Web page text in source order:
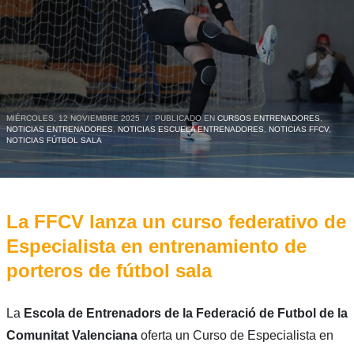
MIÉRCOLES, 12 NOVIEMBRE 2025 / PUBLICADO EN CURSOS ENTRENADORES,
NOTICIAS ENTRENADORES, NOTICIAS ESCUELA ENTRENADORES, NOTICIAS FFCV,
NOTICIAS FÚTBOL SALA
La FFCV lanza un curso federativo de
Especialista en entrenamiento de
porteros de fútbol sala
La Escola de Entrenadors de la Federació de Futbol de la
Comunitat Valencianaoferta un Curso de Especialista en